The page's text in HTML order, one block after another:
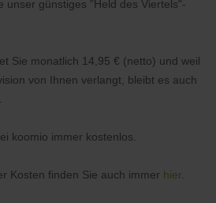
unser günstiges "Held des Viertels"-
Sie monatlich 14,95 € (netto) und weil
von Ihnen verlangt, bleibt es auch
koomio immer kostenlos.
Kosten finden Sie auch immer hier.